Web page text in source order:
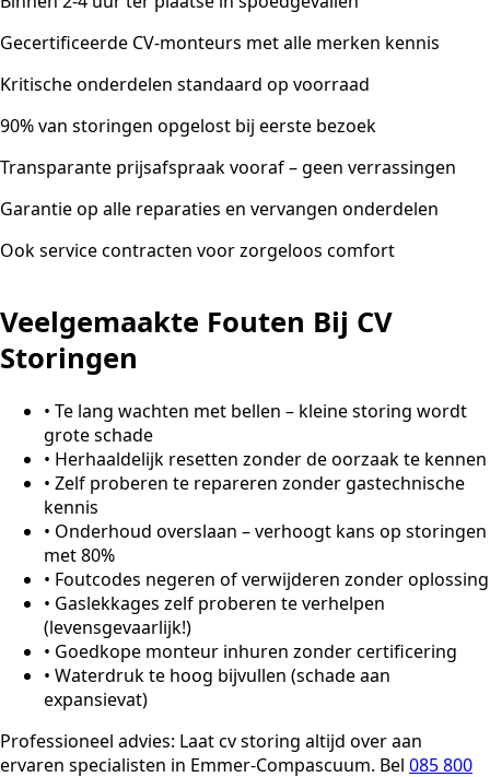
Gecertificeerde CV-monteurs met alle merken kennis
Kritische onderdelen standaard op voorraad
90% van storingen opgelost bij eerste bezoek
Transparante prijsafspraak vooraf – geen verrassingen
Garantie op alle reparaties en vervangen onderdelen
Ook service contracten voor zorgeloos comfort
Veelgemaakte Fouten Bij CV
Storingen
• Te lang wachten met bellen – kleine storing wordt
grote schade
• Herhaaldelijk resetten zonder de oorzaak te kennen
• Zelf proberen te repareren zonder gastechnische
kennis
• Onderhoud overslaan – verhoogt kans op storingen
met 80%
• Foutcodes negeren of verwijderen zonder oplossing
• Gaslekkages zelf proberen te verhelpen
(levensgevaarlijk!)
• Goedkope monteur inhuren zonder certificering
• Waterdruk te hoog bijvullen (schade aan
expansievat)
Professioneel advies: Laat cv storing altijd over aan
ervaren specialisten in Emmer-Compascuum. Bel 085 800